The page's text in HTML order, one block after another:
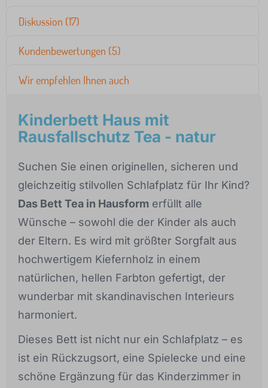
Diskussion (17)
Kundenbewertungen (5)
Wir empfehlen Ihnen auch
Kinderbett Haus mit
Rausfallschutz Tea - natur
Suchen Sie einen originellen, sicheren und
gleichzeitig stilvollen Schlafplatz für Ihr Kind?
Das Bett Tea in Hausform erfüllt alle
Wünsche – sowohl die der Kinder als auch
der Eltern. Es wird mit größter Sorgfalt aus
hochwertigem Kiefernholz in einem
natürlichen, hellen Farbton gefertigt, der
wunderbar mit skandinavischen Interieurs
harmoniert.
Dieses Bett ist nicht nur ein Schlafplatz – es
ist ein Rückzugsort, eine Spielecke und eine
schöne Ergänzung für das Kinderzimmer in